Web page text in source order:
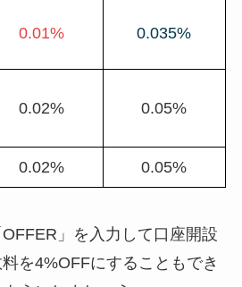
0.01% 0.035%
0.02% 0.05%
0.02% 0.05%
」を入力して口座開設
を4%OFFにすることもでき